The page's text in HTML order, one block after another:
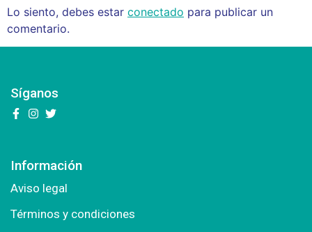
Lo siento, debes estar conectado para publicar un
comentario.
Síganos
Información
Aviso legal
Términos y condiciones